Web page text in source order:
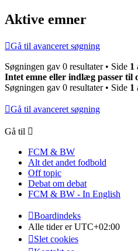
Aktive emner
Gå til avanceret søgning
Søgningen gav 0 resultater • Side 1
Intet emne eller indlæg passer til
Søgningen gav 0 resultater • Side 1
Gå til avanceret søgning
Gå til
FCM & BW
Alt det andet fodbold
Off topic
Debat om debat
FCM & BW - In English
Boardindeks
Alle tider erUTC+02:00
Slet cookies